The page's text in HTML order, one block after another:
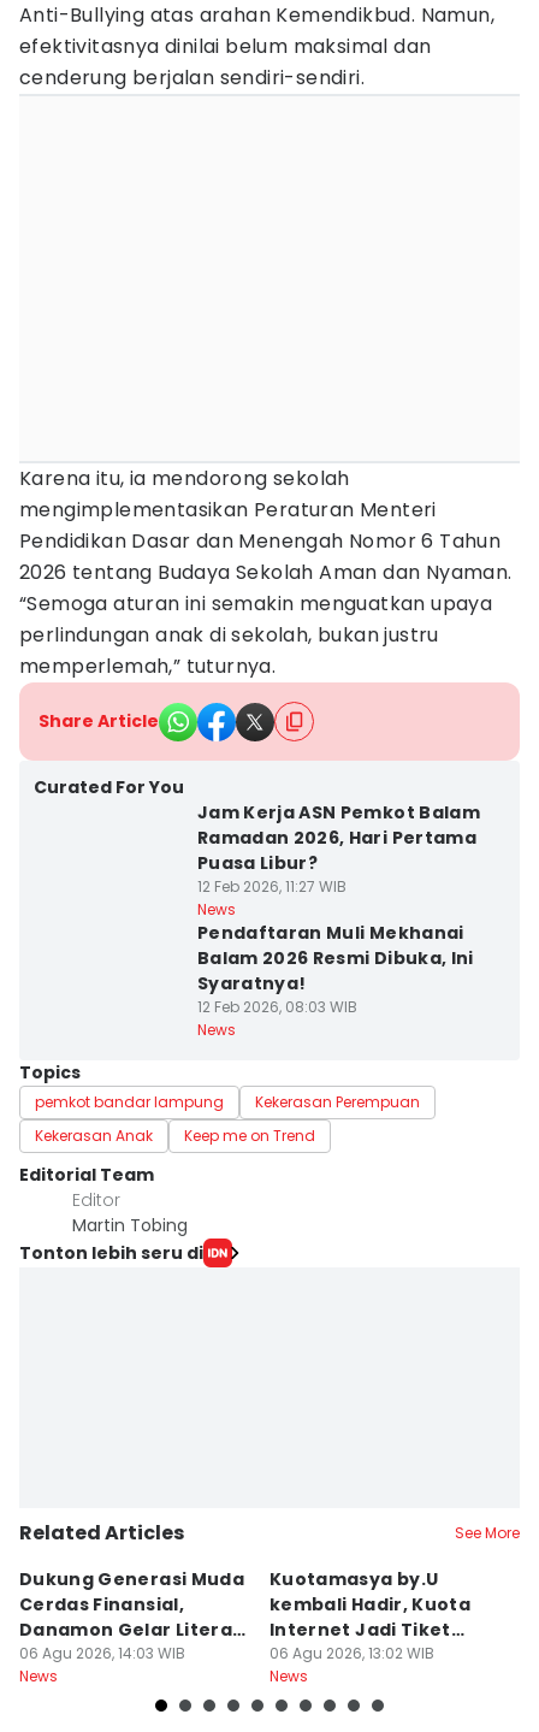
Anti-Bullying atas arahan Kemendikbud. Namun,
efektivitasnya dinilai belum maksimal dan
cenderung berjalan sendiri-sendiri.
Karena itu, ia mendorong sekolah
mengimplementasikan Peraturan Menteri
Pendidikan Dasar dan Menengah Nomor 6 Tahun
2026 tentang Budaya Sekolah Aman dan Nyaman.
“Semoga aturan ini semakin menguatkan upaya
perlindungan anak di sekolah, bukan justru
memperlemah,” tuturnya.
Share Article
Curated For You
Jam Kerja ASN Pemkot Balam
Ramadan 2026, Hari Pertama
Puasa Libur?
12 Feb 2026, 11:27 WIB
News
Pendaftaran Muli Mekhanai
Balam 2026 Resmi Dibuka, Ini
Syaratnya!
12 Feb 2026, 08:03 WIB
News
Topics
pemkot bandar lampung
Kekerasan Perempuan
Kekerasan Anak
Keep me on Trend
Editorial Team
Editor
Martin Tobing
Tonton lebih seru di
Related Articles See More
Dukung Generasi Muda
Cerdas Finansial,
Danamon Gelar Literasi
Keuangan
06 Agu 2026, 14:03 WIB
News
Kuotamasya by.U
kembali Hadir, Kuota
Internet Jadi Tiket
Liburan?
06 Agu 2026, 13:02 WIB
News